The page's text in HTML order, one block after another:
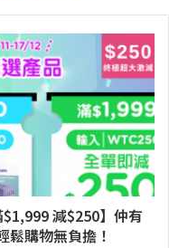
減$250】仲有
鬆購物無負擔！